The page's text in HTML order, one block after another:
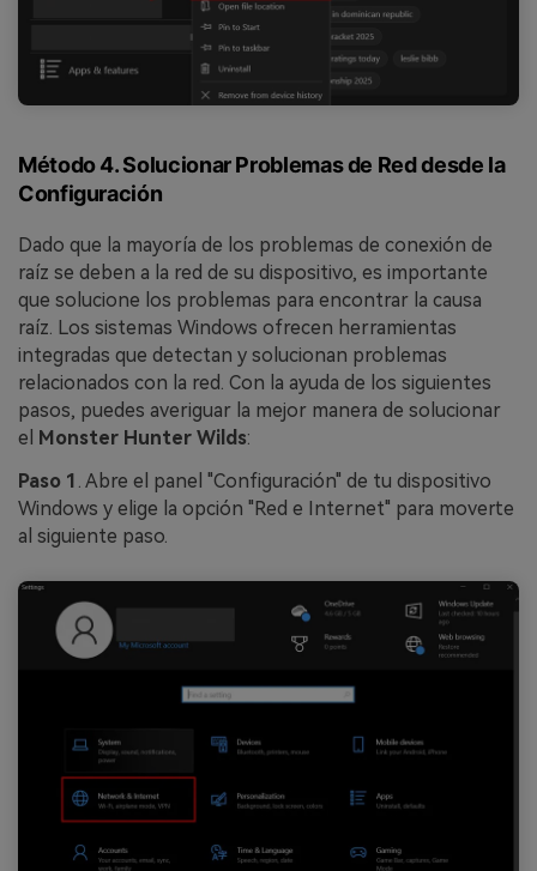
Método 4. Solucionar Problemas de Red desde la
Configuración
Dado que la mayoría de los problemas de conexión de
raíz se deben a la red de su dispositivo, es importante
que solucione los problemas para encontrar la causa
raíz. Los sistemas Windows ofrecen herramientas
integradas que detectan y solucionan problemas
relacionados con la red. Con la ayuda de los siguientes
pasos, puedes averiguar la mejor manera de solucionar
el Monster Hunter Wilds:
Paso 1 . Abre el panel "Configuración" de tu dispositivo
Windows y elige la opción "Red e Internet" para moverte
al siguiente paso.